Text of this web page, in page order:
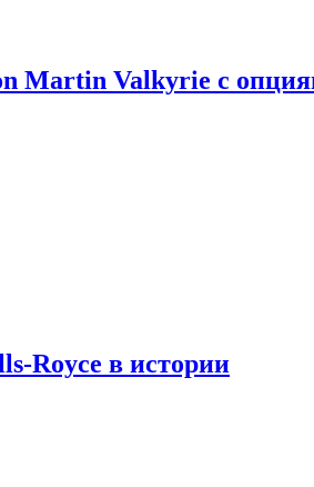
Martin Valkyrie с
Royce в истории